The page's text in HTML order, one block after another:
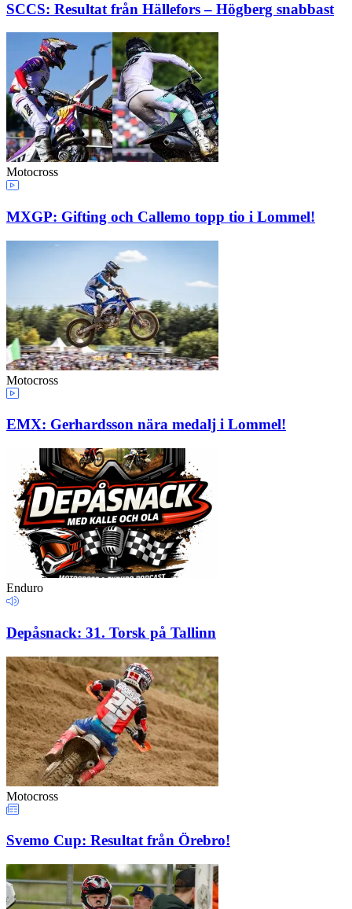
SCCS: Resultat från Hällefors – Högberg snabbast
Motocross
MXGP: Gifting och Callemo topp tio i Lommel!
Motocross
EMX: Gerhardsson nära medalj i Lommel!
Enduro
Depåsnack: 31. Torsk på Tallinn
Motocross
Svemo Cup: Resultat från Örebro!